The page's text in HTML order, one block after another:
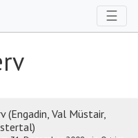
☰
(Engadin, Val Müstair,